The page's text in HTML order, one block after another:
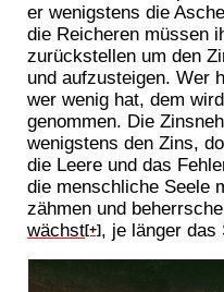
er wenigstens die
die Reicheren müssen
zurückstellen um den
und aufzusteigen. Wer
wer wenig hat, dem
genommen. Die
wenigstens den Zins,
die Leere und das
die menschliche Seele
zähmen und
wächst[+] , je länger das